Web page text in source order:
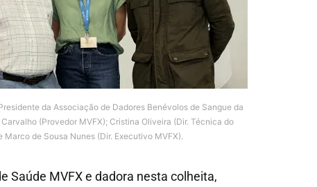
da Associação de Dadores Benévolos de Sangue da
(Provedor MVFX); Cristina Oliveira (Dir. Técnica do
Marco de Sousa Nunes (Dir. Executivo MVFX).
Saúde MVFX e dadora nesta colheita,